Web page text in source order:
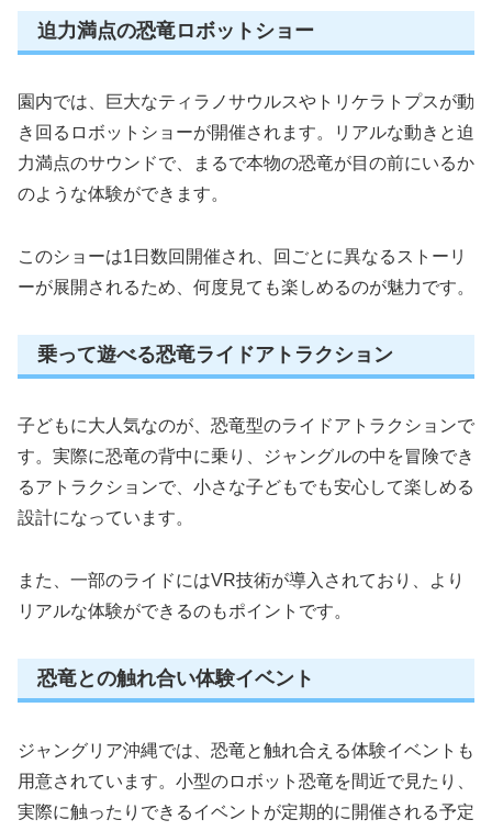
迫力満点の恐竜ロボットショー
園内では、巨大なティラノサウルスやトリケラトプスが動
き回るロボットショーが開催されます。リアルな動きと迫
力満点のサウンドで、まるで本物の恐竜が目の前にいるか
のような体験ができます。
このショーは1日数回開催され、回ごとに異なるストーリ
ーが展開されるため、何度見ても楽しめるのが魅力です。
乗って遊べる恐竜ライドアトラクション
子どもに大人気なのが、恐竜型のライドアトラクションで
す。実際に恐竜の背中に乗り、ジャングルの中を冒険でき
るアトラクションで、小さな子どもでも安心して楽しめる
設計になっています。
また、一部のライドにはVR技術が導入されており、より
リアルな体験ができるのもポイントです。
恐竜との触れ合い体験イベント
ジャングリア沖縄では、恐竜と触れ合える体験イベントも
用意されています。小型のロボット恐竜を間近で見たり、
実際に触ったりできるイベントが定期的に開催される予定